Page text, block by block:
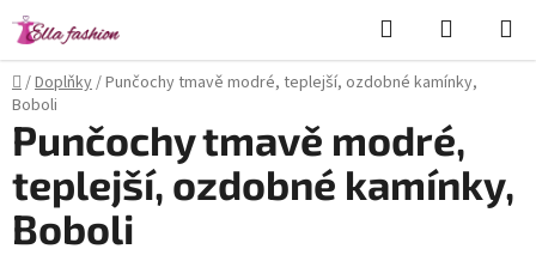
Přejít
na
obsah
Hledat
KOŠÍK
Domů
/Doplňky/Punčochy tmavě modré, teplejší, ozdobné kamínky,
Boboli
Punčochy tmavě modré,
teplejší, ozdobné kamínky,
Boboli